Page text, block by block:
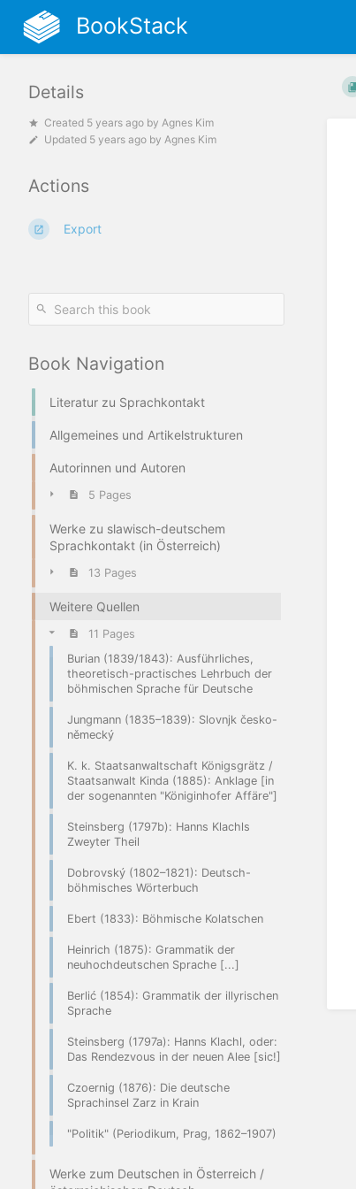
BookStack
Book Navigation
Literatur zu Sprachkontakt
Allgemeines und Artikelstrukturen
Autorinnen und Autoren
5 Pages
Werke zu slawisch-deutschem
Sprachkontakt (in Österreich)
13 Pages
Weitere Quellen
11 Pages
Burian (1839/1843): Ausführliches,
theoretisch-practisches Lehrbuch der
böhmischen Sprache für Deutsche
Jungmann (1835–1839): Slovnjk česko-
německý
K. k. Staatsanwaltschaft Königsgrätz /
Staatsanwalt Kinda (1885): Anklage [in
der sogenannten "Königinhofer Affäre"]
Steinsberg (1797b): Hanns Klachls
Zweyter Theil
Dobrovský (1802–1821): Deutsch-
böhmisches Wörterbuch
Ebert (1833): Böhmische Kolatschen
Heinrich (1875): Grammatik der
neuhochdeutschen Sprache [...]
Berlić (1854): Grammatik der illyrischen
Sprache
Steinsberg (1797a): Hanns Klachl, oder:
Das Rendezvous in der neuen Alee [sic!]
Czoernig (1876): Die deutsche
Sprachinsel Zarz in Krain
"Politik" (Periodikum, Prag, 1862–1907)
Werke zum Deutschen in Österreich /
Details
Created 5 years ago by Agnes Kim
Updated 5 years ago by Agnes Kim
Actions
Export